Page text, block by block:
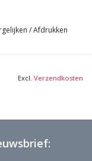
/Afdrukken
Excl. Verzendkosten